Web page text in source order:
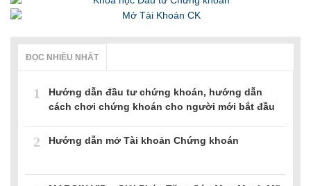
ĐỌC NHIỀU NHẤT
1
Hướng dẫn đầu tư chứng khoán, hướng dẫn
cách chơi chứng khoán cho người mới bắt đầu
2 Hướng dẫn mở Tài khoản Chứng khoán